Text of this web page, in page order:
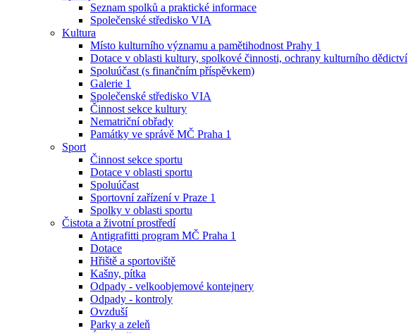
Seznam spolků a praktické informace
Společenské středisko VIA
Kultura
Místo kulturního významu a pamětihodnost Prahy 1
Dotace v oblasti kultury, spolkové činnosti, ochrany kulturního dědictví
Spoluúčast (s finančním příspěvkem)
Galerie 1
Společenské středisko VIA
Činnost sekce kultury
Nematriční obřady
Památky ve správě MČ Praha 1
Sport
Činnost sekce sportu
Dotace v oblasti sportu
Spoluúčast
Sportovní zařízení v Praze 1
Spolky v oblasti sportu
Čistota a životní prostředí
Antigrafitti program MČ Praha 1
Dotace
Hřiště a sportoviště
Kašny, pítka
Odpady - velkoobjemové kontejnery
Odpady - kontroly
Ovzduší
Parky a zeleň